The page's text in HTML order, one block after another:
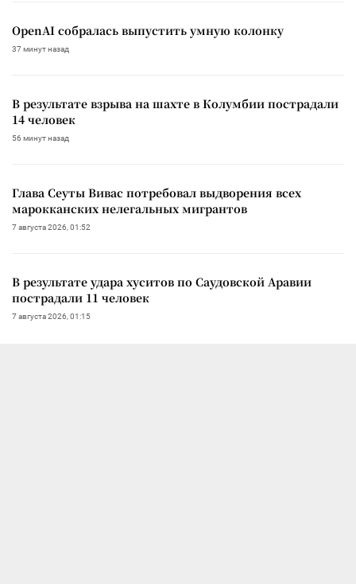
OpenAI собралась выпустить умную колонку
37 минут назад
В результате взрыва на шахте в Колумбии пострадали
14 человек
56 минут назад
Глава Сеуты Вивас потребовал выдворения всех
марокканских нелегальных мигрантов
7 августа 2026, 01:52
В результате удара хуситов по Саудовской Аравии
пострадали 11 человек
7 августа 2026, 01:15